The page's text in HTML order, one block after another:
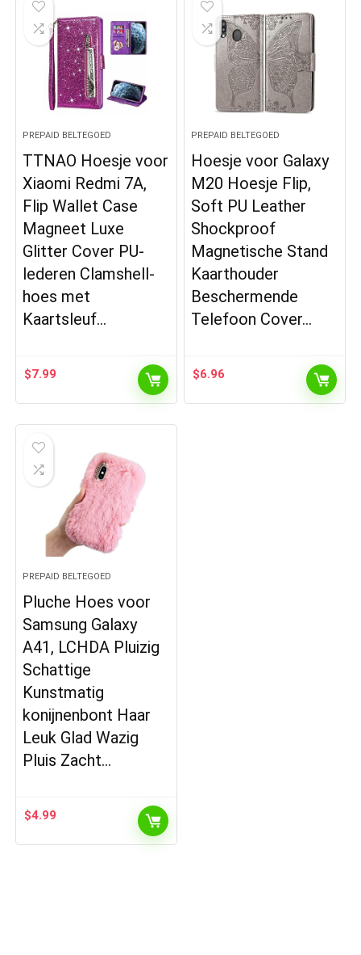
PREPAID BELTEGOED
TTNAO Hoesje voor
Xiaomi Redmi 7A,
Flip Wallet Case
Magneet Luxe
Glitter Cover PU-
lederen Clamshell-
hoes met
Kaartsleuf…
$7.99
PREPAID BELTEGOED
Hoesje voor Galaxy
M20 Hoesje Flip,
Soft PU Leather
Shockproof
Magnetische Stand
Kaarthouder
Beschermende
Telefoon Cover…
$6.96
PREPAID BELTEGOED
Pluche Hoes voor
Samsung Galaxy
A41, LCHDA Pluizig
Schattige
Kunstmatig
konijnenbont Haar
Leuk Glad Wazig
Pluis Zacht…
$4.99